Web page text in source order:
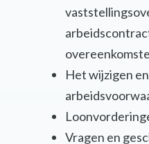
Het wijzigen
Vragen en